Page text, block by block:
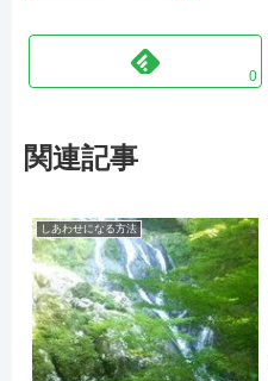
0
関連記事
しあわせになる方法